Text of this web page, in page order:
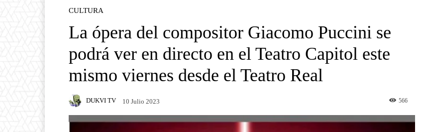
CULTURA
La ópera del compositor Giacomo Puccini se
podrá ver en directo en el Teatro Capitol este
mismo viernes desde el Teatro Real
DUKVI TV 10 Julio 2023 566